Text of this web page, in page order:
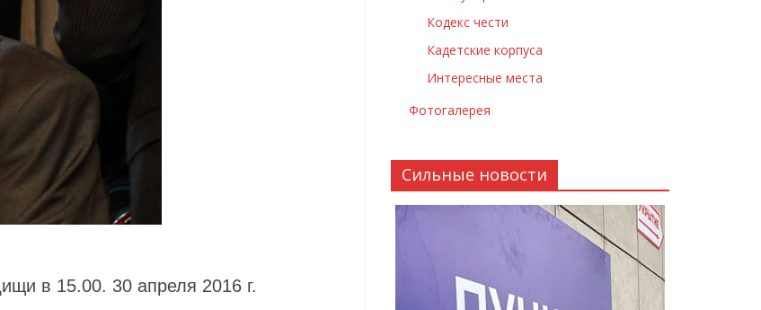
в 15.00. 30 апреля 2016 г.
Кодекс чести
Кадетские корпуса
Интересные места
Фотогалерея
Сильные новости